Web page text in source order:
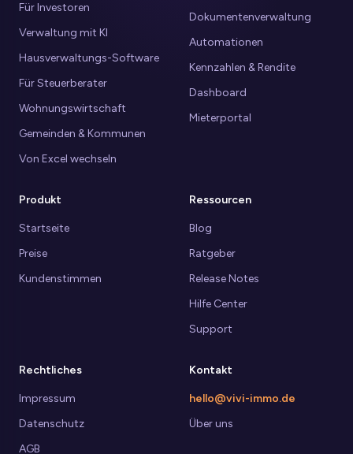
Produkt
Startseite
Preise
Kundenstimmen
Dokumentenverwaltung
Automationen
Kennzahlen & Rendite
Dashboard
Mieterportal
Für Investoren
Verwaltung mit KI
Hausverwaltungs-Software
Für Steuerberater
Wohnungswirtschaft
Gemeinden & Kommunen
Von Excel wechseln
Ressourcen
Blog
Ratgeber
Release Notes
Hilfe Center
Support
Rechtliches
Impressum
Datenschutz
AGB
Kontakt
hello@vivi-immo.de
Über uns